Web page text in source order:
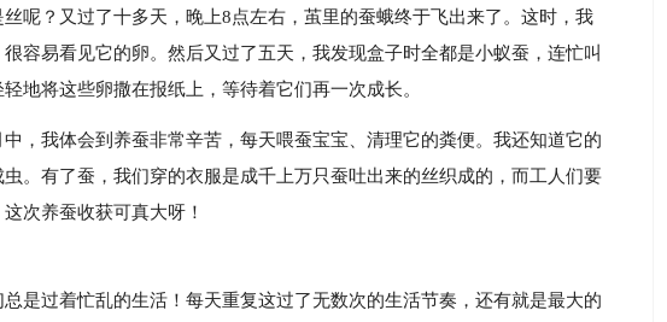
呢？又过了十多天，晚上8点左右，茧里的蚕蛾终于飞出来了。这时，我
容易看见它的卵。然后又过了五天，我发现盒子时全都是小蚁蚕，连忙叫
地将这些卵撒在报纸上，等待着它们再一次成长。
，我体会到养蚕非常辛苦，每天喂蚕宝宝、清理它的粪便。我还知道它的
。有了蚕，我们穿的衣服是成千上万只蚕吐出来的丝织成的，而工人们要
次养蚕收获可真大呀！
是过着忙乱的生活！每天重复这过了无数次的生活节奏，还有就是最大的